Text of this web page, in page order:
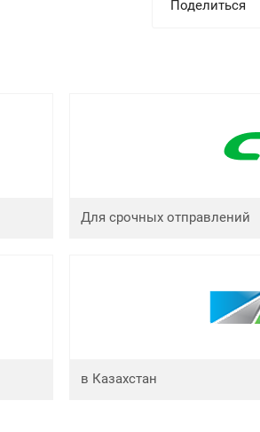
Поделиться
Для срочных отправлений
в Казахстан